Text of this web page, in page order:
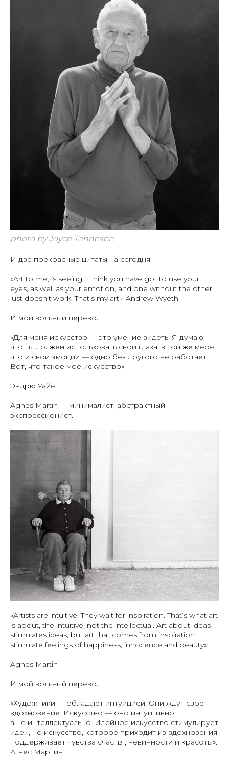
photo by Joyce Tenneson
И две прекрасные цитаты на сегодня:
«Art to me, is seeing. I think you have got to use your
eyes, as well as your emotion, and one without the other
just doesn’t work. That’s my art.» Andrew Wyeth
И мой вольный перевод:
«Для меня искусство — это умение видеть. Я думаю,
что ты должен использовать свои глаза, в той же мере,
что и свои эмоции — одно без другого не работает.
Вот, что такое мое искусство».
Эндрю Уайет
Agnes Martin — минималист, абстрактный
экспрессионист.
«Artists are intuitive. They wait for inspiration. That’s what art
is about, the intuitive, not the intellectual. Art about ideas
stimulates ideas, but art that comes from inspiration
stimulate feelings of happiness, innocence and beauty».
Agnes Martin
И мой вольный перевод:
«Художники — обладают интуицией. Они ждут свое
вдохновение. Искусство — оно интуитивно,
а не интеллектуально. Идейное искусство стимулирует
идеи, но искусство, которое приходит из вдохновения
поддерживает чувства счастья, невинности и красоты».
Агнес Мартин